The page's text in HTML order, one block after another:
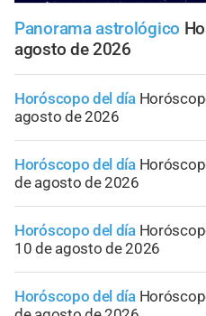
Panorama astrológico
agosto de 2026
Horóscopo del día
agosto de 2026
Horóscopo del día
de agosto de 2026
Horóscopo del día
10 de agosto de 2026
Horóscopo del día